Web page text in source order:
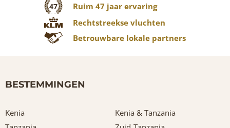
47
Ruim 47 jaar ervaring
Rechtstreekse vluchten
Betrouwbare lokale partners
BESTEMMINGEN
Kenia
Kenia & Tanzania